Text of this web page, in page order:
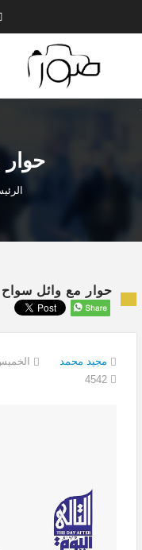
حوار مع وائل سواح
مجيد محمد الخميس, 18